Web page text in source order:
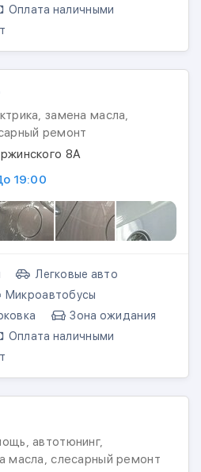
Оплата наличными
замена масла,
ремонт
8А
19:00
Легковые авто
Микроавтобусы
Зона ожидания
Оплата наличными
автотюнинг,
масла, слесарный ремонт